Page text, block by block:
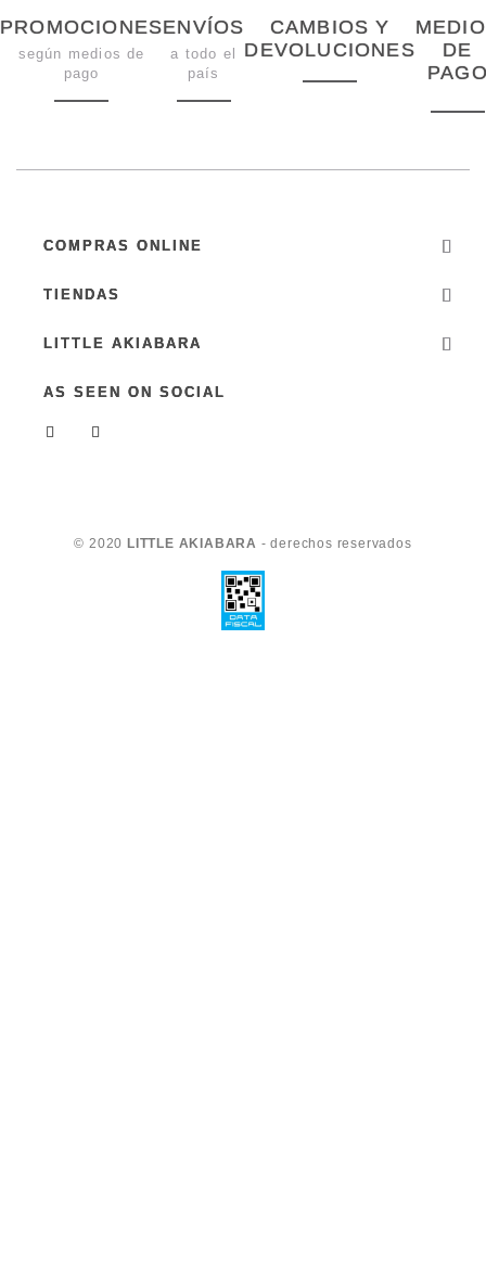
PROMOCIONES
según medios de
pago
ENVÍOS
a todo el
país
CAMBIOS Y
DEVOLUCIONES
DE
COMPRAS ONLINE
TIENDAS
LITTLE AKIABARA
AS SEEN ON SOCIAL
© 2020 LITTLE AKIABARA - derechos reservados